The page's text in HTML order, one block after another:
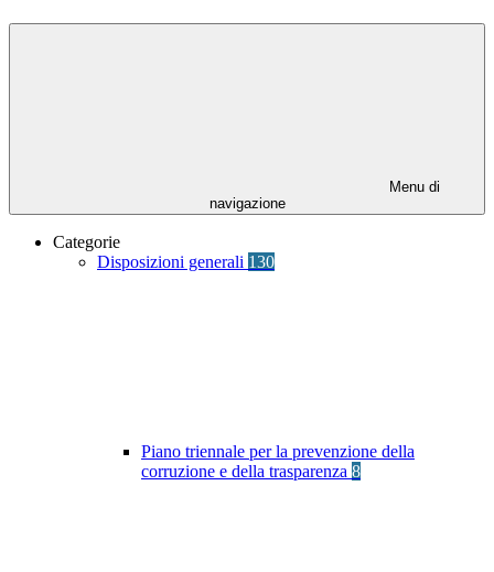
Menu di
navigazione
Categorie
Disposizioni generali 130
Piano triennale per la prevenzione della
corruzione e della trasparenza 8